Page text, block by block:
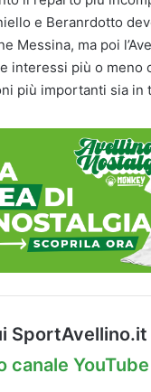
e Beranrdotto
Messina, ma poi
interessi più o meno
più importanti sia in
SportAvellino.it
canale YouTube